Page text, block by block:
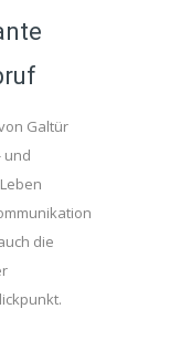
Galtür
und
die